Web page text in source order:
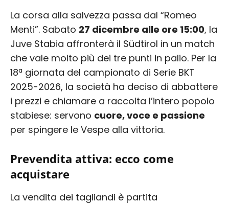
La corsa alla salvezza passa dal “Romeo
Menti”. Sabato 27 dicembre alle ore 15:00, la
Juve Stabia affronterà il Südtirol in un match
che vale molto più dei tre punti in palio. Per la
18ª giornata del campionato di Serie BKT
2025-2026, la società ha deciso di abbattere
i prezzi e chiamare a raccolta l’intero popolo
stabiese: servono cuore, voce e passione
per spingere le Vespe alla vittoria.
Prevendita attiva: ecco come
acquistare
La vendita dei tagliandi è partita